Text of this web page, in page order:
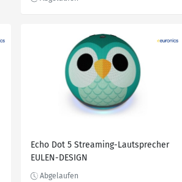
Echo Dot 5 Streaming-Lautsprecher
EULEN-DESIGN